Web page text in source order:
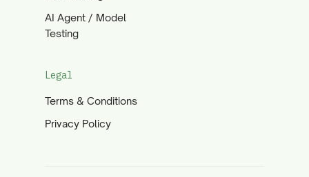
AI Agent / Model
Testing
Legal
Terms & Conditions
Privacy Policy